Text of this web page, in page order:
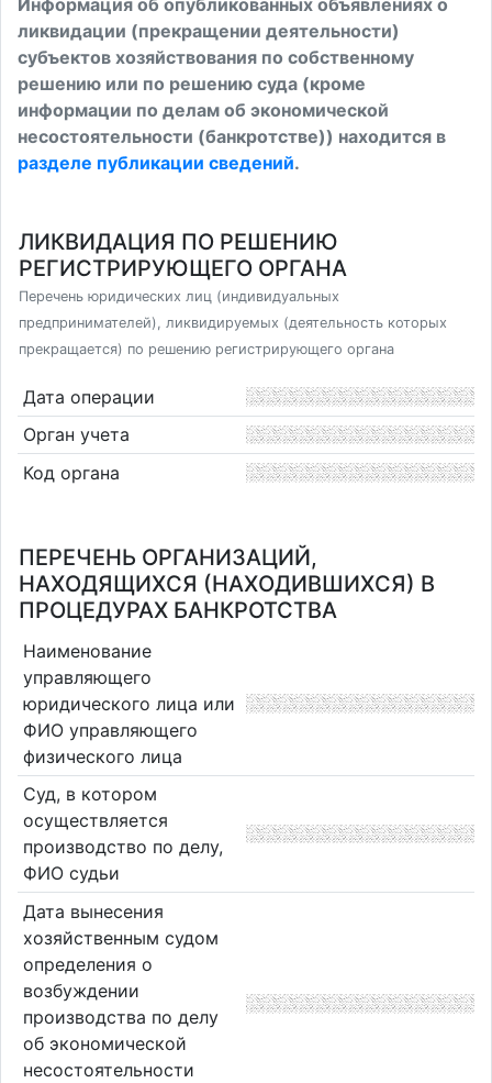
Информация об опубликованных объявлениях о
ликвидации (прекращении деятельности)
субъектов хозяйствования по собственному
решению или по решению суда (кроме
информации по делам об экономической
несостоятельности (банкротстве)) находится в
разделе публикации сведений.
ЛИКВИДАЦИЯ ПО РЕШЕНИЮ
РЕГИСТРИРУЮЩЕГО ОРГАНА
Перечень юридических лиц (индивидуальных
предпринимателей), ликвидируемых (деятельность которых
прекращается) по решению регистрирующего органа
Дата операции
Орган учета
Код органа
ПЕРЕЧЕНЬ ОРГАНИЗАЦИЙ,
НАХОДЯЩИХСЯ (НАХОДИВШИХСЯ) В
ПРОЦЕДУРАХ БАНКРОТСТВА
Наименование
управляющего
юридического лица или
ФИО управляющего
физического лица
Суд, в котором
осуществляется
производство по делу,
ФИО судьи
Дата вынесения
хозяйственным судом
определения о
возбуждении
производства по делу
об экономической
несостоятельности